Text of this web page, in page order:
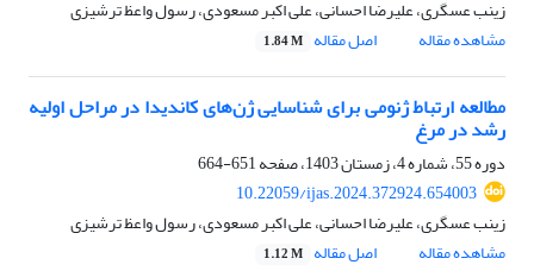
زینب عسگری، علیرضا احسانی، علی اکبر مسعودی، رسول واعظ ترشیزی
مشاهده مقاله
اصل مقاله 1.84 M
مطالعه ارتباط ژنومی برای شناسایی ژن‌های کاندیدا در مراحل اولیه
رشد در مرغ
دوره 55، شماره 4، زمستان 1403، صفحه
651-664
10.22059/ijas.2024.372924.654003
زینب عسگری، علیرضا احسانی، علی اکبر مسعودی، رسول واعظ ترشیزی
مشاهده مقاله
اصل مقاله 1.12 M